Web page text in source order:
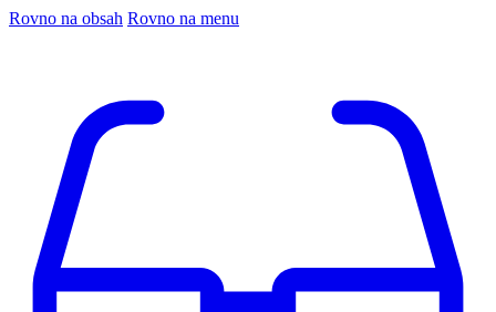
Rovno na obsah Rovno na menu